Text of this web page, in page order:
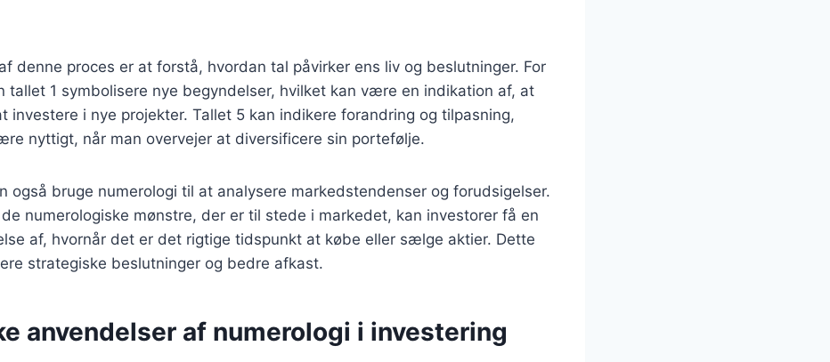
denne proces er at forstå, hvordan tal påvirker ens liv og beslutninger. For
tallet 1 symbolisere nye begyndelser, hvilket kan være en indikation af, at
investere i nye projekter. Tallet 5 kan indikere forandring og tilpasning,
nyttigt, når man overvejer at diversificere sin portefølje.
også bruge numerologi til at analysere markedstendenser og forudsigelser.
numerologiske mønstre, der er til stede i markedet, kan investorer få en
af, hvornår det er det rigtige tidspunkt at købe eller sælge aktier. Dette
strategiske beslutninger og bedre afkast.
anvendelser af numerologi i investering